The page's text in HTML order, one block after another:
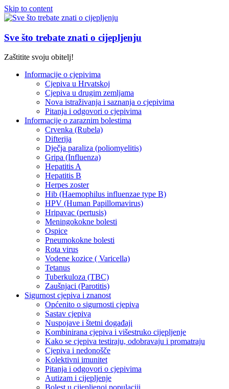
Skip to content
Sve što trebate znati o cijepljenju
Zaštitite svoju obitelj!
Informacije o cjepivima
Cjepiva u Hrvatskoj
Cjepiva u drugim zemljama
Nova istraživanja i saznanja o cjepivima
Pitanja i odgovori o cjepivima
Informacije o zaraznim bolestima
Crvenka (Rubela)
Difterija
Dječja paraliza (poliomyelitis)
Gripa (Influenza)
Hepatitis A
Hepatitis B
Herpes zoster
Hib (Haemophilus influenzae type B)
HPV (Human Papillomavirus)
Hripavac (pertusis)
Meningokokne bolesti
Ospice
Pneumokokne bolesti
Rota virus
Vodene kozice ( Varicella)
Tetanus
Tuberkuloza (TBC)
Zaušnjaci (Parotitis)
Sigurnost cjepiva i znanost
Općenito o sigurnosti cjepiva
Sastav cjepiva
Nuspojave i štetni događaji
Kombinirana cjepiva i višestruko cijepljenje
Kako se cjepiva testiraju, odobravaju i promatraju
Cjepiva i nedonošče
Kolektivni imunitet
Pitanja i odgovori o cjepivima
Autizam i cijepljenje